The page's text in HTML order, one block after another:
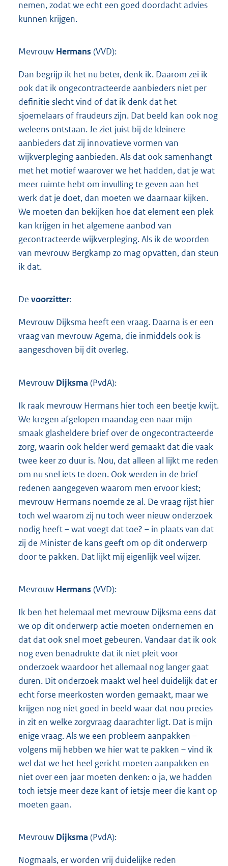
nemen, zodat we echt een goed doordacht advies
kunnen krijgen.
Mevrouw Hermans (VVD):
Dan begrijp ik het nu beter, denk ik. Daarom zei ik
ook dat ik ongecontracteerde aanbieders niet per
definitie slecht vind of dat ik denk dat het
sjoemelaars of fraudeurs zijn. Dat beeld kan ook nog
weleens ontstaan. Je ziet juist bij de kleinere
aanbieders dat zij innovatieve vormen van
wijkverpleging aanbieden. Als dat ook samenhangt
met het motief waarover we het hadden, dat je wat
meer ruimte hebt om invulling te geven aan het
werk dat je doet, dan moeten we daarnaar kijken.
We moeten dan bekijken hoe dat element een plek
kan krijgen in het algemene aanbod van
gecontracteerde wijkverpleging. Als ik de woorden
van mevrouw Bergkamp zo mag opvatten, dan steun
ik dat.
De voorzitter:
Mevrouw Dijksma heeft een vraag. Daarna is er een
vraag van mevrouw Agema, die inmiddels ook is
aangeschoven bij dit overleg.
Mevrouw Dijksma (PvdA):
Ik raak mevrouw Hermans hier toch een beetje kwijt.
We kregen afgelopen maandag een naar mijn
smaak glasheldere brief over de ongecontracteerde
zorg, waarin ook helder werd gemaakt dat die vaak
twee keer zo duur is. Nou, dat alleen al lijkt me reden
om nu snel iets te doen. Ook werden in de brief
redenen aangegeven waarom men ervoor kiest;
mevrouw Hermans noemde ze al. De vraag rijst hier
toch wel waarom zij nu toch weer nieuw onderzoek
nodig heeft – wat voegt dat toe? – in plaats van dat
zij de Minister de kans geeft om op dit onderwerp
door te pakken. Dat lijkt mij eigenlijk veel wijzer.
Mevrouw Hermans (VVD):
Ik ben het helemaal met mevrouw Dijksma eens dat
we op dit onderwerp actie moeten ondernemen en
dat dat ook snel moet gebeuren. Vandaar dat ik ook
nog even benadrukte dat ik niet pleit voor
onderzoek waardoor het allemaal nog langer gaat
duren. Dit onderzoek maakt wel heel duidelijk dat er
echt forse meerkosten worden gemaakt, maar we
krijgen nog niet goed in beeld waar dat nou precies
in zit en welke zorgvraag daarachter ligt. Dat is mijn
enige vraag. Als we een probleem aanpakken –
volgens mij hebben we hier wat te pakken – vind ik
wel dat we het heel gericht moeten aanpakken en
niet over een jaar moeten denken: o ja, we hadden
toch ietsje meer deze kant of ietsje meer die kant op
moeten gaan.
Mevrouw Dijksma (PvdA):
Nogmaals, er worden vrij duidelijke reden